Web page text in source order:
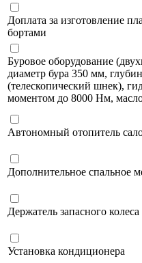
Доплата за изготовление
бортами
Буровое оборудование
диаметр бура 350 мм,
(телескопический шнек),
моментом до 8000 Нм,
Автономный отопитель
Дополнительное спальное
Держатель запасного
Установка кондиционера